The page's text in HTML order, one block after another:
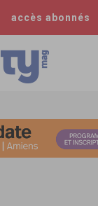
accès abonnés